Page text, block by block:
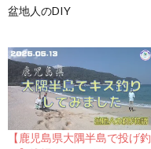
盆地人のDIY
【鹿児島県大隅半島で投げ釣